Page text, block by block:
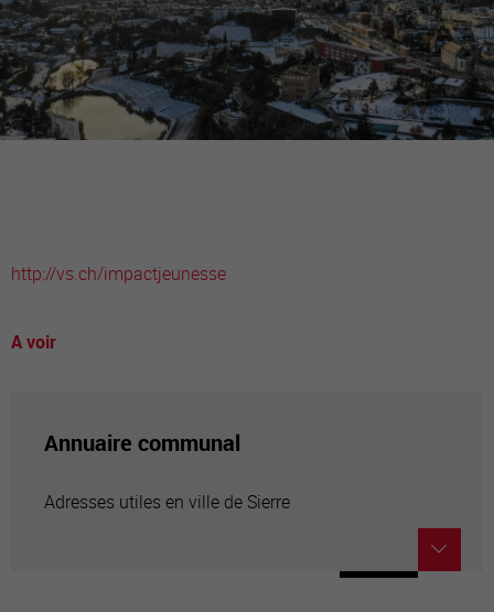
http://vs.ch/impactjeunesse
A voir
Annuaire communal
Adresses utiles en ville de Sierre